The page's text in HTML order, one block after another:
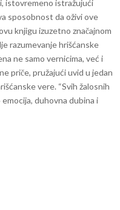
istovremeno istražujući
sposobnost da oživi ove
knjigu izuzetno značajnom
razumevanje hrišćanske
ne samo vernicima, već i
priče, pružajući uvid u jedan
vere. “Svih žalosnih
duhovna dubina i